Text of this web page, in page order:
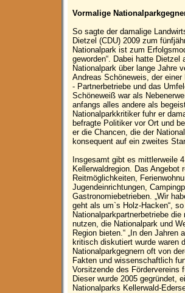
Vormalige
So sagte der damalige
Dietzel (CDU) 2009 zum
Nationalpark ist zum
geworden“. Dabei hatte
Nationalpark über lange Jahre
Andreas Schöneweis, der
- Partnerbetriebe und das
Schöneweiß war als
anfangs alles andere als
Nationalparkkritiker fuhr er
befragte Politiker vor Ort und
er die Chancen, die der
konsequent auf ein zweites
Insgesamt gibt es mittlerweile
Kellerwaldregion. Das Angebot
Reitmöglichkeiten,
Jugendeinrichtungen,
Gastronomiebetrieben. „Wir
geht als um`s Holz-Hacken“,
Nationalparkpartnerbetriebe
nutzen, die Nationalpark und
Region bieten.“ „In den Jahren
kritisch diskutiert wurde waren
Nationalparkgegnern oft von
Fakten und wissenschaftlich
Vorsitzende des Fördervereins
Dieser wurde 2005 gegründet,
Nationalparks Kellerwald-